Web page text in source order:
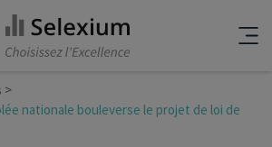
nationale bouleverse le projet de loi de